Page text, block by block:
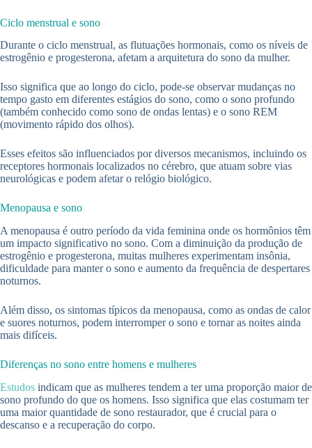
Ciclo menstrual e sono
Durante o ciclo menstrual, as flutuações hormonais, como os níveis de
estrogênio e progesterona, afetam a arquitetura do sono da mulher.
Isso significa que ao longo do ciclo, pode-se observar mudanças no
tempo gasto em diferentes estágios do sono, como o sono profundo
(também conhecido como sono de ondas lentas) e o sono REM
(movimento rápido dos olhos).
Esses efeitos são influenciados por diversos mecanismos, incluindo os
receptores hormonais localizados no cérebro, que atuam sobre vias
neurológicas e podem afetar o relógio biológico.
Menopausa e sono
A menopausa é outro período da vida feminina onde os hormônios têm
um impacto significativo no sono. Com a diminuição da produção de
estrogênio e progesterona, muitas mulheres experimentam insônia,
dificuldade para manter o sono e aumento da frequência de despertares
noturnos.
Além disso, os sintomas típicos da menopausa, como as ondas de calor
e suores noturnos, podem interromper o sono e tornar as noites ainda
mais difíceis.
Diferenças no sono entre homens e mulheres
Estudos indicam que as mulheres tendem a ter uma proporção maior de
sono profundo do que os homens. Isso significa que elas costumam ter
uma maior quantidade de sono restaurador, que é crucial para o
descanso e a recuperação do corpo.